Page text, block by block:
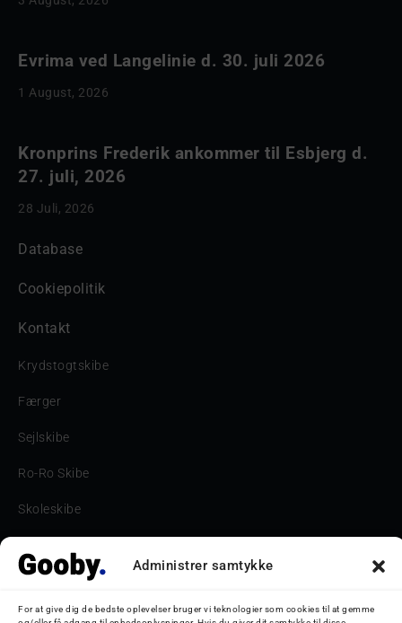
Administrer samtykke
For at give dig de bedste oplevelser bruger vi teknologier som cookies til at gemme
Evrima ved Langelinie d. 30. juli 2026
1 August, 2026
Kronprins Frederik ankommer til Esbjerg d.
27. juli, 2026
28 Juli, 2026
Database
Cookiepolitik
Kontakt
Krydstogtskibe
Færger
Sejlskibe
Ro-Ro Skibe
Skoleskibe
Havne og Turbåde
Bilskib